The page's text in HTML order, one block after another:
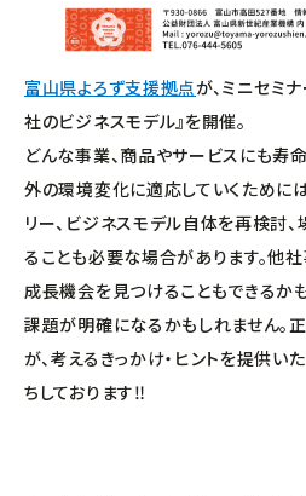
国際経済交流センター
支援グループ
富山県よろず支援拠点が、ミニセミ
社のビジネスモデル』を開催。
どんな事業、商品やサービスにも寿
外の環境変化に適応していくために
リー、ビジネスモデル自体を再検討
ることも必要な場合があります。他
成長機会を見つけることもできるか
課題が明確になるかもしれません。
が、考えるきっかけ・ヒントを提供い
ちしております‼